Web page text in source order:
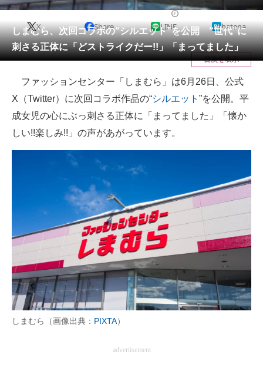
動物 リサーチ
会員記事
メディア
注目記事を集めた総合ページ
ITの今と未来を見通す
スマホと通信の最新トレンド
進化するPCとデバイスの未来
好きが集まる 比べて選べる
ビジネスと働き方のヒント
AI活用のいまが分かる
企業ITのトレンドを詳説
経営リーダーのコミュニティ
マーケ×ITの今がよく分かる
しまむら、次回コラボの“シルエット”を公開 “世代”に
刺さる正体に「どストライクだー!!」「まってました」
X Share LINE hatena
目次を表示
ファッションセンター「しまむら」は6月26日、公式
X（Twitter）に次回コラボ作品の“シルエット ”を公開。平
成女児の心にぶっ刺さる正体に「まってました」「懐か
しい!!楽しみ!!」の声があがっています。
しまむら（画像出典： PIXTA）
advertisement